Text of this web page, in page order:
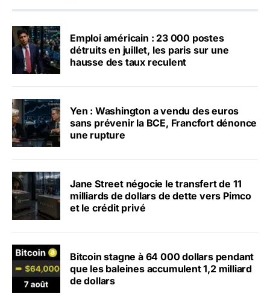
Emploi américain : 23 000 postes
détruits en juillet, les paris sur une
hausse des taux reculent
Yen : Washington a vendu des euros
sans prévenir la BCE, Francfort dénonce
une rupture
Jane Street négocie le transfert de 11
milliards de dollars de dette vers Pimco
et le crédit privé
Bitcoin stagne à 64 000 dollars pendant
que les baleines accumulent 1,2 milliard
de dollars